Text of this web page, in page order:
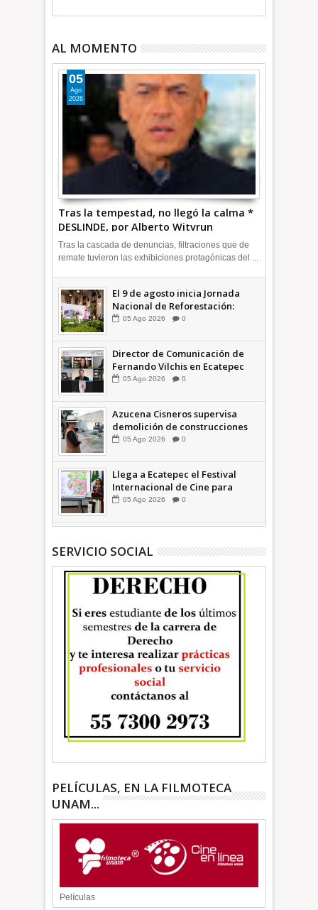
AL MOMENTO
Tras la tempestad, no llegó la calma *
DESLINDE, por Alberto Witvrun
OPINIÓN
05
Ago
2026
Tras la cascada de denuncias, filtraciones que de
remate tuvieron las exhibiciones protagónicas del ...
El 9 de agosto inicia Jornada
Nacional de Reforestación:
presidenta Sheinbaum +Video
05 Ago 2026 0
Director de Comunicación de
Fernando Vilchis en Ecatepec
financió publicaciones en redes
Cisneros: TEEM | INFORMATIVA
05 Ago 2026 0
Azucena Cisneros supervisa
demolición de construcciones
ilegales en zona federal
05 Ago 2026 0
Llega a Ecatepec el Festival
Internacional de Cine para
Niños (… y no tan Niños) +Video
05 Ago 2026 0
SERVICIO SOCIAL
PELÍCULAS, EN LA FILMOTECA
UNAM...
Películas